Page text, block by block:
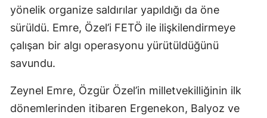
yönelik organize saldırılar yapıldığı da öne
sürüldü. Emre, Özel’i FETÖ ile ilişkilendirmeye
çalışan bir algı operasyonu yürütüldüğünü
savundu.
Zeynel Emre, Özgür Özel’in milletvekilliğinin ilk
dönemlerinden itibaren Ergenekon, Balyoz ve